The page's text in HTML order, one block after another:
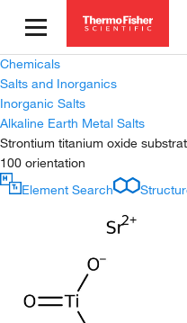
Chemicals
Salts and Inorganics
Inorganic Salts
Alkaline Earth Metal Salts
Strontium titanium oxide
100 orientation
Element Search